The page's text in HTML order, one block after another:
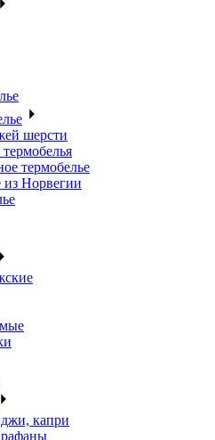
шерсти
термобелье
из Норвегии
капри